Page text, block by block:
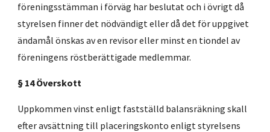
föreningsstämman i förväg har beslutat och i övrigt då
styrelsen finner det nödvändigt eller då det för uppgivet
ändamål önskas av en revisor eller minst en tiondel av
föreningens röstberättigade medlemmar.
§ 14 Överskott
Uppkommen vinst enligt fastställd balansräkning skall
efter avsättning till placeringskonto enligt styrelsens